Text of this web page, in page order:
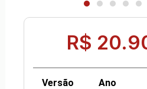
R$
Versão Ano